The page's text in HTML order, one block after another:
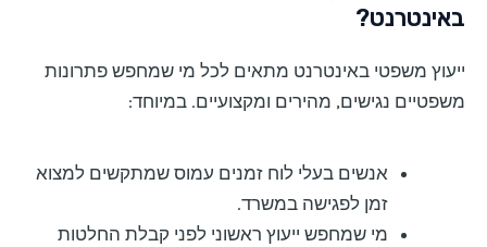
באינטרנט?
ייעוץ משפטי באינטרנט מתאים לכל מי שמחפש פתרונות
משפטיים נגישים, מהירים ומקצועיים. במיוחד:
אנשים בעלי לוח זמנים עמוס שמתקשים למצוא
זמן לפגישה במשרד.
מי שמחפש ייעוץ ראשוני לפני קבלת החלטות